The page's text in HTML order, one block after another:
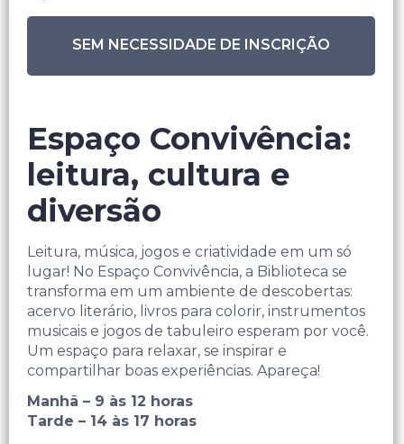
SEM NECESSIDADE DE INSCRIÇÃO
Espaço Convivência:
leitura, cultura e
diversão
Leitura, música, jogos e criatividade em um só
lugar! No Espaço Convivência, a Biblioteca se
transforma em um ambiente de descobertas:
acervo literário, livros para colorir, instrumentos
musicais e jogos de tabuleiro esperam por você.
Um espaço para relaxar, se inspirar e
compartilhar boas experiências. Apareça!
Manhã – 9 às 12 horas
Tarde – 14 às 17 horas